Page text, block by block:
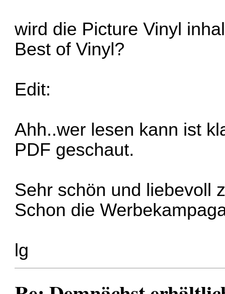
wird die Picture Vinyl
Best of Vinyl?
Edit:
Ahh..wer lesen kann ist
PDF geschaut.
Sehr schön und liebevoll
Schon die
lg